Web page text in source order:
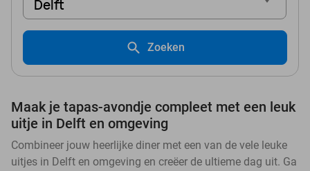
Delft
Zoeken
Maak je tapas-avondje compleet met een leuk
uitje in Delft en omgeving
Combineer jouw heerlijke diner met een van de vele leuke
uitjes in Delft en omgeving en creëer de ultieme dag uit. Ga